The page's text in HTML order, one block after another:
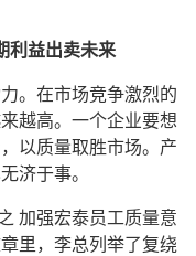
利益出卖未来
。在市场竞争激烈的
越高。一个企业要想
以质量取胜市场。产
济于事。
加强宏泰员工质量意
里，李总列举了复绕